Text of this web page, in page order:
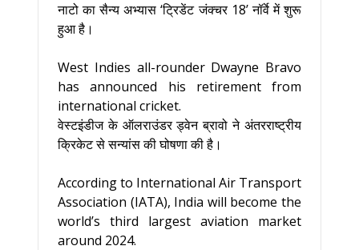
नाटो का सैन्य अभ्यास ‘ट्रिडेंट जंक्चर 18’ नॉर्वे में शुरू
हुआ है।
West Indies all-rounder Dwayne Bravo
has announced his retirement from
international cricket.
वेस्टइंडीज के ऑलराउंडर ड्वेन ब्रावो ने अंतरराष्ट्रीय
क्रिकेट से सन्यांस की घोषणा की है।
According to International Air Transport
Association (IATA), India will become the
world’s third largest aviation market
around 2024.